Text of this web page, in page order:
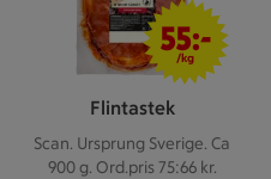
Flintastek
Scan. Ursprung Sverige. Ca
900 g. Ord.pris 75:66 kr.
55 kr/kg
55:-
/kg